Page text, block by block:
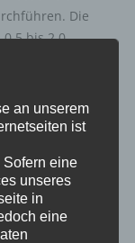
Die
bis 2,0
man´s
Die
nicht umsonst!
müssen! Wir –
das sich ohne
Jeder
an unserem
ist
eine
unseres
in
eine